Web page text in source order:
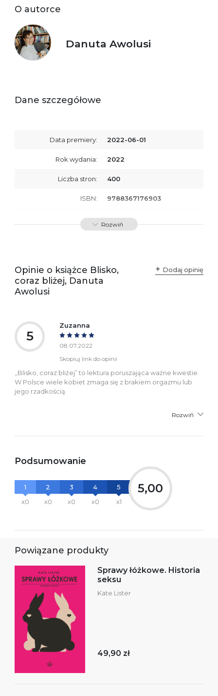
O autorce
Danuta Awolusi
Dane szczegółowe
Data premiery: 2022-06-01
Rok wydania: 2022
Liczba stron: 400
ISBN: 9788367176903
SKU: E800192
Polska
kontakt@wydajenamsie.pl
Rozwiń
Opinie o książce Blisko,
coraz bliżej, Danuta
Awolusi
Dodaj opinię
5
Zuzanna
08.07.2022
Skopiuj link do opinii
,,Blisko, coraz bliżej” to lektura poruszająca ważne kwestie.
W Polsce wiele kobiet zmaga się z brakiem orgazmu lub
jego rzadkością.
Rozwiń
Podsumowanie
1
x0
2
x0
3
x0
4
x0
5
x1
5,00
Powiązane produkty
Sprawy łóżkowe. Historia
seksu
Kate Lister
49,90 zł